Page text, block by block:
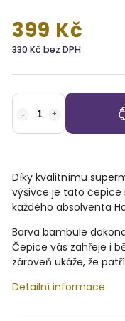
399 Kč
330 Kč bez DPH
Díky kvalitnímu
výšivce je tato
každého absolventa
Barva bambule
Čepice vás zahřeje i
zároveň ukáže, že
Detailní informace